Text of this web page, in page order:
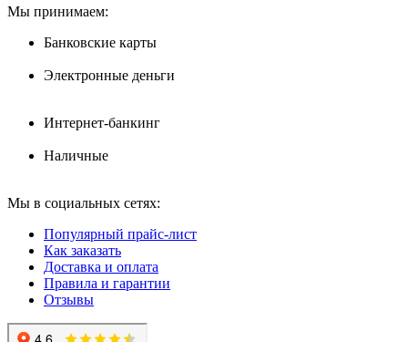
Мы принимаем:
Банковские карты
Электронные деньги
Интернет-банкинг
Наличные
Мы в социальных сетях:
Популярный прайс-лист
Как заказать
Доставка и оплата
Правила и гарантии
Отзывы